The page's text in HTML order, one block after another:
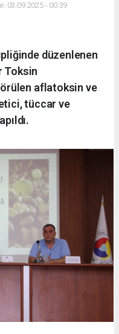
03.09.2025 - 00:39
düzenlenen
Toksin
aflatoksin ve
tüccar ve